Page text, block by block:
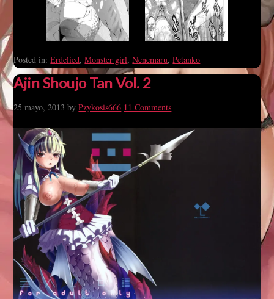
Posted in:Erdelied,Monster girl,Nenemaru,Petanko
Ajin Shoujo Tan Vol. 2
25 mayo, 2013 byPzykosis666 11 Comments